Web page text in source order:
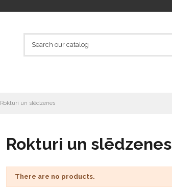
Rokturi un slēdzenes
Rokturi un slēdzenes
There are no products.